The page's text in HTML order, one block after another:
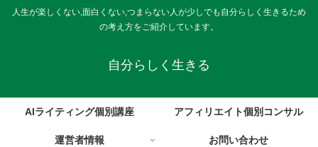
人生が楽しくない,面白くない,つまらない人が少しでも自分らしく生きるため
の考え方をご紹介しています。
自分らしく生きる
AIライティング個別講座 アフィリエイト個別コンサル
運営者情報 お問い合わせ